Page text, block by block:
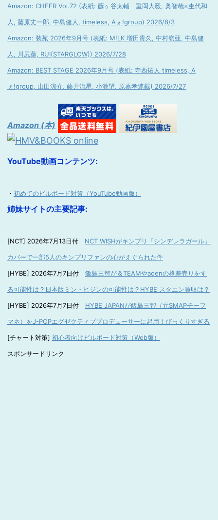
Amazon: CHEER Vol.72 (表紙: 藤ヶ谷太輔 重岡大毅, 奥智哉×杢代和
人, 藤原丈一郎, 中島健人, timeless, Aぇ!group) 2026/8/3
Amazon: 装苑 2026年9月号 (表紙: M!LK 増田貴久, 中村嶺亜, 中島健
人, 川尻蓮, RUI(STARGLOW)) 2026/7/28
Amazon: BEST STAGE 2026年9月号 (表紙: 寺西拓人 timeless, A
ぇ!group, 山田涼介, 藤井流星, 小瀧望, 原嘉孝連載) 2026/7/27
Amazon (本)
YouTube動画コンテンツ:
・ 初めてのビルボード対策（YouTube動画版）
姉妹サイトの主要記事:
[NCT] 2026年7月13日付 NCT WISHがキンプリ『シンデレラガール』
カバーで一部5人のキンプリファンの心がえぐられた件
[HYBE] 2026年7月7日付 飯島三智が＆TEAMやaoenの格差売りをす
る可能性は？日本版ミン・ヒジンの可能性は？HYBE スタエン買収は？
[HYBE] 2026年7月7日付 HYBE JAPANが飯島三智（元SMAPチーフ
マネ）をJ-POPエグゼクティブプロデューサーに起用！びっくりすぎる
[チャート対策] 初心者向けビルボード対策（Web版）
スポンサードリンク